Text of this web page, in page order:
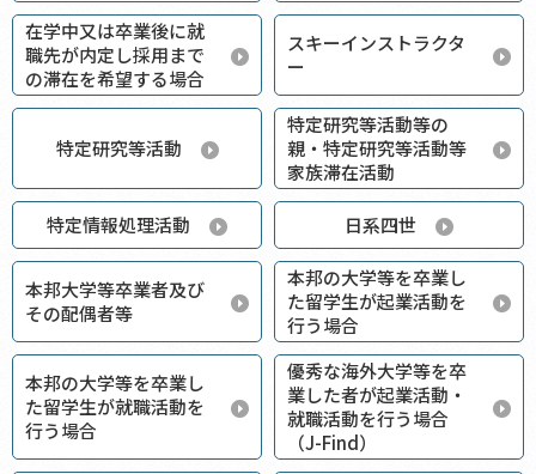
在学中又は卒業後に就
職先が内定し採用まで
の滞在を希望する場合
スキーインストラクタ
ー
特定研究等活動
特定研究等活動等の
親・特定研究等活動等
家族滞在活動
特定情報処理活動 日系四世
本邦大学等卒業者及び
その配偶者等
本邦の大学等を卒業し
た留学生が起業活動を
行う場合
本邦の大学等を卒業し
た留学生が就職活動を
行う場合
優秀な海外大学等を卒
業した者が起業活動・
就職活動を行う場合
（J-Find）